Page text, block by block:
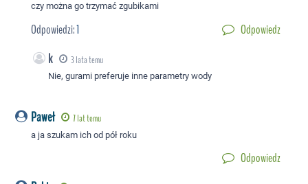
czy można go trzymać zgubikami
Odpowiedzi:1 Odpowiedz
k 3 lata temu
Nie, gurami preferuje inne parametry wody
Paweł 7 lat temu
a ja szukam ich od pół roku
Odpowiedz